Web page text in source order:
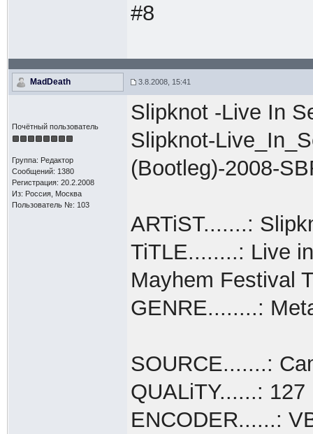
#8
MadDeath 3.8.2008, 15:41
Почётный пользователь
Группа: Редактор
Сообщений: 1380
Регистрация: 20.2.2008
Из: Россия, Москва
Пользователь №: 103
Slipknot -Live In
Slipknot-
(Bootleg)-2008-
ARTiST.......:
TiTLE........: Live
Mayhem Festival
GENRE........:
SOURCE.......:
QUALiTY......:
ENCODER......: